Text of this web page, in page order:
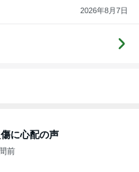
2026年8月7日
に心配の声
前